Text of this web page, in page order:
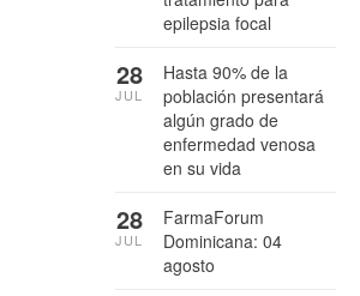
epilepsia focal
Hasta 90% de la
población presentará
algún grado de
enfermedad venosa
en su vida
28
JUL
FarmaForum
Dominicana: 04
agosto
28
JUL